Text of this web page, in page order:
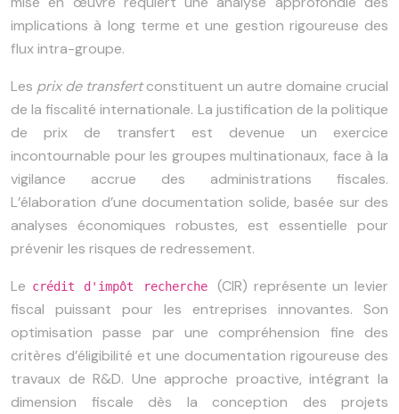
implications à long terme et une gestion rigoureuse des
flux intra-groupe.
Les prix de transfertconstituent un autre domaine crucial
de la fiscalité internationale. La justification de la politique
de prix de transfert est devenue un exercice
incontournable pour les groupes multinationaux, face à la
vigilance accrue des administrations fiscales.
L’élaboration d’une documentation solide, basée sur des
analyses économiques robustes, est essentielle pour
prévenir les risques de redressement.
Le crédit d'impôt recherche (CIR) représente un levier
fiscal puissant pour les entreprises innovantes. Son
optimisation passe par une compréhension fine des
critères d’éligibilité et une documentation rigoureuse des
travaux de R&D. Une approche proactive, intégrant la
dimension fiscale dès la conception des projets